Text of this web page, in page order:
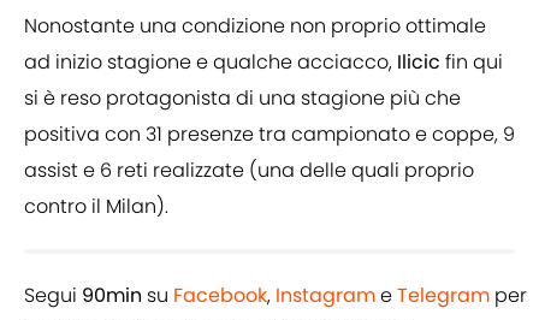
Nonostante una condizione non proprio ottimale
ad inizio stagione e qualche acciacco, Ilicic fin qui
si è reso protagonista di una stagione più che
positiva con 31 presenze tra campionato e coppe, 9
assist e 6 reti realizzate (una delle quali proprio
contro il Milan).
Segui 90min su Facebook, InstagrameTelegram per